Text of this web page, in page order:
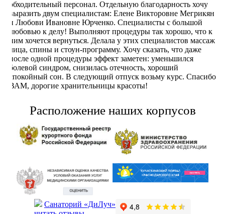
обходительный персонал. Отдельную благодарность хочу
выразить двум специалистам: Елене Викторовне Мегрикян
и Любови Ивановне Юрченко. Специалисты с большой
любовью к делу! Выполняют процедуры так хорошо, что к
ним хочется вернуться. Делала у этих специалистов массаж
лица, спины и стоун-программу. Хочу сказать, что даже
после одной процедуры эффект заметен: уменьшился
болевой синдром, снизилась отечность, хороший
спокойный сон. В следующий отпуск возьму курс. Спасибо
ВАМ, дорогие хранительницы красоты!
Расположение наших корпусов
Санаторий «ДиЛуч»